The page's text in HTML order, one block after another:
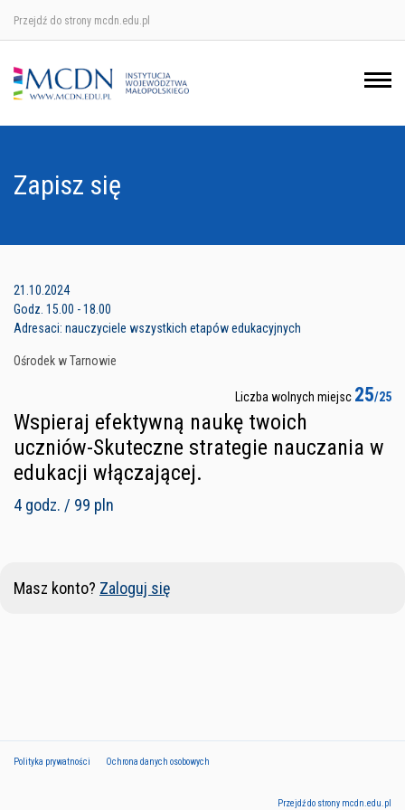
Przejdź do strony mcdn.edu.pl
Zapisz się
21.10.2024
Godz. 15.00 - 18.00
Adresaci: nauczyciele wszystkich etapów edukacyjnych
Ośrodek w Tarnowie
Liczba wolnych miejsc 25/25
Wspieraj efektywną naukę twoich
uczniów-Skuteczne strategie nauczania w
edukacji włączającej.
4 godz. / 99 pln
Masz konto? Zaloguj się
Polityka prywatności Ochrona danych osobowych
Przejdź do strony mcdn.edu.pl
Ośrodek w Krakowie
Ośrodek w Nowym Sączu
Ośrodek w Tarnowie